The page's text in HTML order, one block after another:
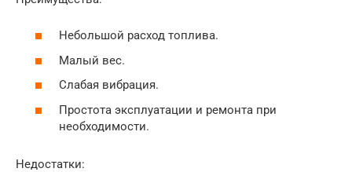
Небольшой расход топлива.
Малый вес.
Слабая вибрация.
Простота эксплуатации и ремонта при
необходимости.
Недостатки: